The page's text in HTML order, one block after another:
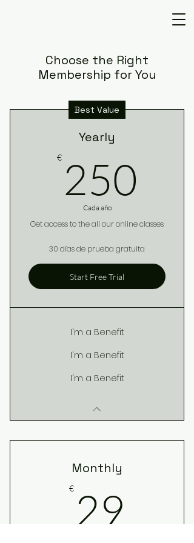
Choose the Right
Membership for You
Best Value
Yearly
€ 250
Cada año
Get access to the all our online classes
30 días de prueba gratuita
Start Free Trial
I'm a Benefit
I'm a Benefit
I'm a Benefit
Monthly
€ 29